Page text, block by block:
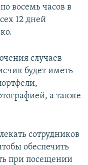
восемь часов в
12 дней
случаев
будет иметь
а также
сотрудников
обеспечить
при посещении